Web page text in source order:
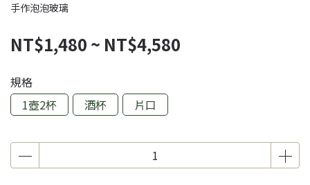
手作泡泡玻璃
NT$1,480 ~ NT$4,580
規格
1壺2杯
酒杯 片口